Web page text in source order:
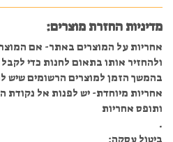
מדיניות החזרת מוצרים:
אחריות על המוצרים באתר- אם
ולהחזיר אותו בתאום לחנות כדי
בהמשך הזמן למוצרים הרשומים שיש
אחריות מיוחדת- יש לפנות אל נקודת
ותופס אחריות
.
ביטול עסקה: